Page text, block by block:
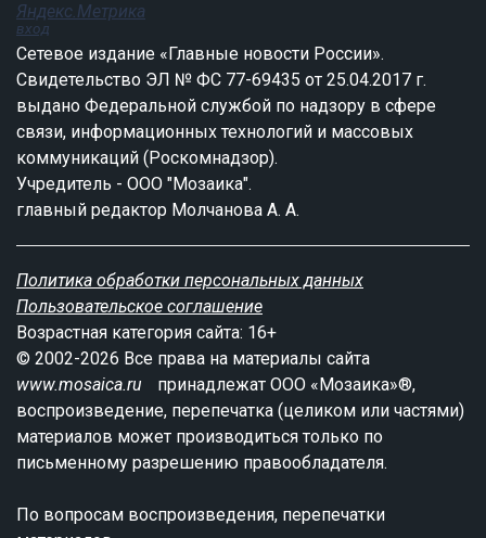
вход
Сетевое издание «Главные новости России».
Свидетельство ЭЛ № ФС 77-69435 от 25.04.2017 г.
выдано Федеральной службой по надзору в сфере
связи, информационных технологий и массовых
коммуникаций (Роскомнадзор).
Учредитель - ООО "Мозаика".
главный редактор Молчанова А. А.
Политика обработки персональных данных
Пользовательское соглашение
Возрастная категория сайта: 16+
© 2002-2026 Все права на материалы сайта
www.mosaica.ru
принадлежат ООО «Мозаика»®,
воспроизведение, перепечатка (целиком или частями)
материалов может производиться только по
письменному разрешению правообладателя.
По вопросам воспроизведения, перепечатки